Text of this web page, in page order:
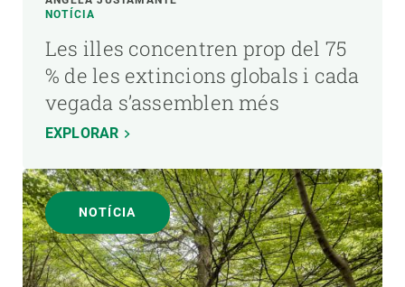
NOTÍCIA
Les illes concentren prop del 75
% de les extincions globals i cada
vegada s’assemblen més
EXPLORAR
NOTÍCIA